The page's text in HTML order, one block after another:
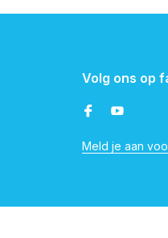
Volg ons op
Meld je aan